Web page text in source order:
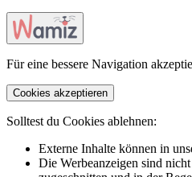
Für eine bessere Navigation
Cookies akzeptieren
Solltest du Cookies ablehnen:
Externe Inhalte können in
Die Werbeanzeigen sind